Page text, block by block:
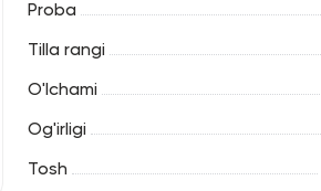
Proba
Tilla rangi
O'lchami
Og'irligi
Tosh